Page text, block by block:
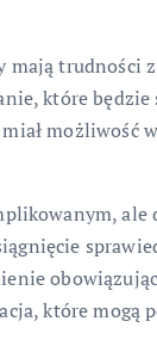
mają trudności
które będzie
możliwość
ale
które mogą